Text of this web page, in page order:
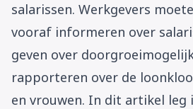
salarissen. Werkgevers
vooraf informeren over
geven over
rapporteren over de
en vrouwen. In dit artikel leg